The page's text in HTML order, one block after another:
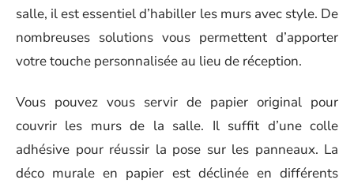
salle, il est essentiel d’habiller les murs avec style. De
nombreuses solutions vous permettent d’apporter
votre touche personnalisée au lieu de réception.
Vous pouvez vous servir de papier original pour
couvrir les murs de la salle. Il suffit d’une colle
adhésive pour réussir la pose sur les panneaux. La
déco murale en papier est déclinée en différents